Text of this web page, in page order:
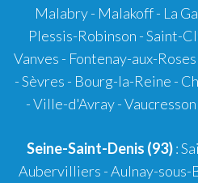
Malabry - Malakoff - La
Plessis-Robinson - Saint-
Vanves - Fontenay-aux-
- Sèvres - Bourg-la-Reine -
- Ville-d'Avray -
Seine-Saint-Denis (93):
Aubervilliers - Aulnay-sous-